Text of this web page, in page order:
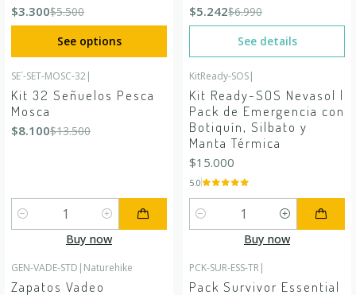
$3.300$5.500
See options
$5.242$6.990
See details
SE´-SET-MOSC-32|
Kit 32 Señuelos Pesca
Mosca
$8.100$13.500
Quantity
Buy now
KitReady-SOS|
Kit Ready-SOS Nevasol |
Pack de Emergencia con
Botiquín, Silbato y
Manta Térmica
$15.000
5.0
Quantity
Buy now
GEN-VADE-STD | Naturehike
Zapatos Vadeo
PCK-SUR-ESS-TR|
Pack Survivor Essential